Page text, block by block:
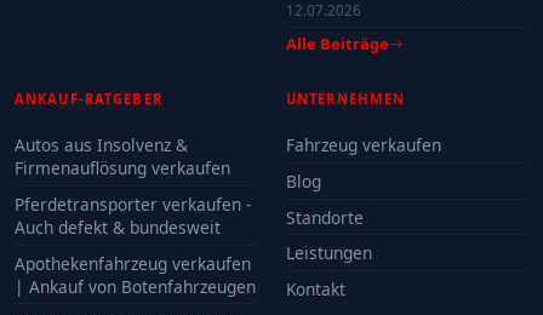
12.07.2026
Alle Beiträge
ANKAUF-RATGEBER
Autos aus Insolvenz &
Firmenauflösung verkaufen
Pferdetransporter verkaufen -
Auch defekt & bundesweit
Apothekenfahrzeug verkaufen
| Ankauf von Botenfahrzeugen
UNTERNEHMEN
Fahrzeug verkaufen
Blog
Standorte
Leistungen
Kontakt